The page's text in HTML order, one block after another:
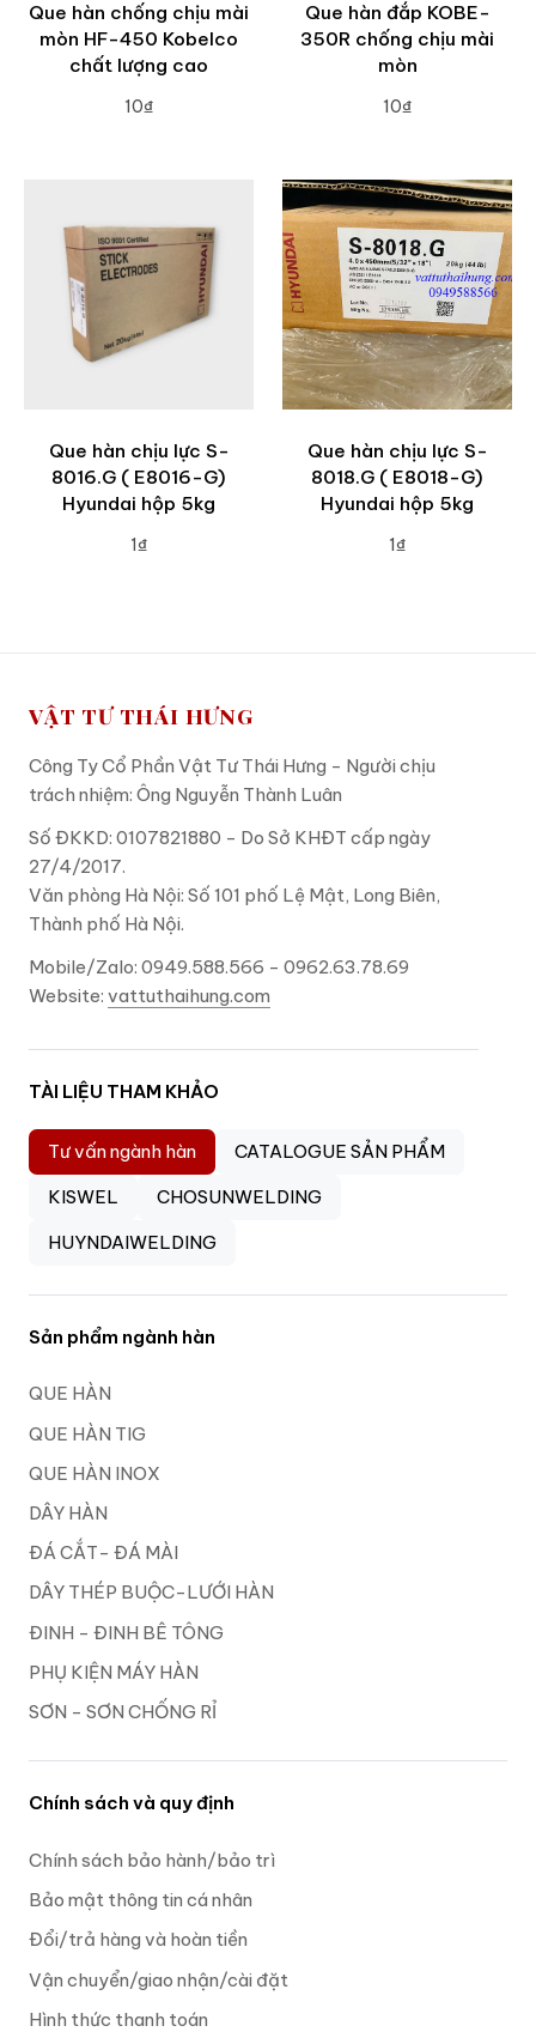
Que hàn chống chịu mài
mòn HF-450 Kobelco
chất lượng cao
10₫
Que hàn đắp KOBE-
350R chống chịu mài
mòn
10₫
Que hàn chịu lực S-
8016.G ( E8016-G)
Hyundai hộp 5kg
1₫
Que hàn chịu lực S-
8018.G ( E8018-G)
Hyundai hộp 5kg
1₫
VẬT TƯ THÁI HƯNG
Công Ty Cổ Phần Vật Tư Thái Hưng - Người chịu
trách nhiệm: Ông Nguyễn Thành Luân
Số ĐKKD: 0107821880 - Do Sở KHĐT cấp ngày
27/4/2017.
Văn phòng Hà Nội: Số 101 phố Lệ Mật, Long Biên,
Thành phố Hà Nội.
Mobile/Zalo: 0949.588.566 - 0962.63.78.69
Website: vattuthaihung.com
TÀI LIỆU THAM KHẢO
Tư vấn ngành hàn
CATALOGUE SẢN PHẨM
KISWEL
CHOSUNWELDING
HUYNDAIWELDING
Sản phẩm ngành hàn
QUE HÀN
QUE HÀN TIG
QUE HÀN INOX
DÂY HÀN
ĐÁ CẮT- ĐÁ MÀI
DÂY THÉP BUỘC-LƯỚI HÀN
ĐINH - ĐINH BÊ TÔNG
PHỤ KIỆN MÁY HÀN
SƠN - SƠN CHỐNG RỈ
Chính sách và quy định
Chính sách bảo hành/bảo trì
Bảo mật thông tin cá nhân
Đổi/trả hàng và hoàn tiền
Vận chuyển/giao nhận/cài đặt
Hình thức thanh toán